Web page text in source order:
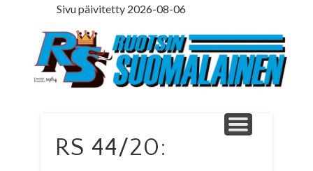
Sivu päivitetty 2026-08-06
ETUSIVU
PÄÄKIRJOITUS
MINNE MENNÄ
ILMOITUSOSASTO
LEHTITILAUS
NETTILEHTI
LEDARE PÅ SVENSKA
YHTEYSTIEDOT
RS 44/20: